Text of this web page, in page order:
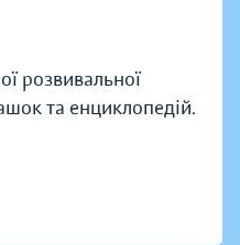
розвивальної
та енциклопедій.